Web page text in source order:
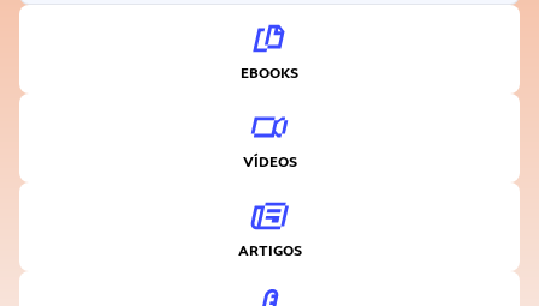
EBOOKS
VÍDEOS
ARTIGOS